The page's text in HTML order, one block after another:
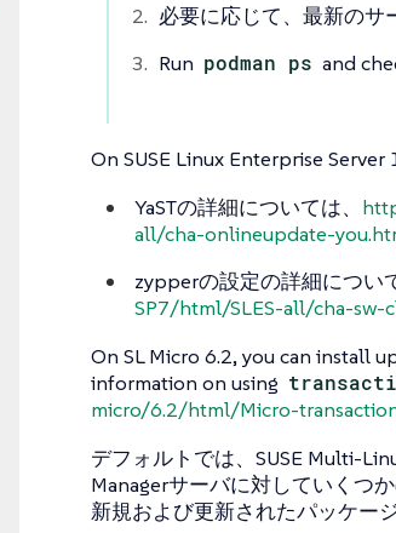
必要に応じて、最新のサ
Run podman ps and
On SUSE Linux Enterprise
YaSTの詳細については、
all/cha-onlineupdate-
zypperの設定の詳細につい
SP7/html/SLES-all/cha-
On SL Micro 6.2, you can install
information on using
micro/6.2/html/Micro-
デフォルトでは、SUSE Multi-
Managerサーバに対していくつ
新規および更新されたパッケー